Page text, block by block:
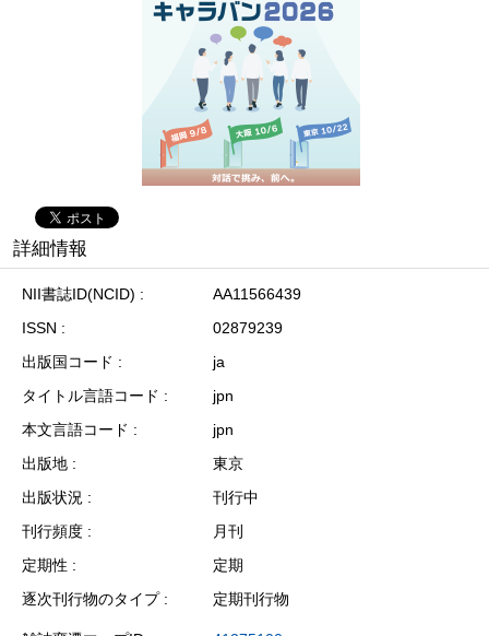
詳細情報
NII書誌ID(NCID)
AA11566439
ISSN
02879239
出版国コード
ja
タイトル言語コード
jpn
本文言語コード
jpn
出版地
東京
出版状況
刊行中
刊行頻度
月刊
定期性
定期
逐次刊行物のタイプ
定期刊行物